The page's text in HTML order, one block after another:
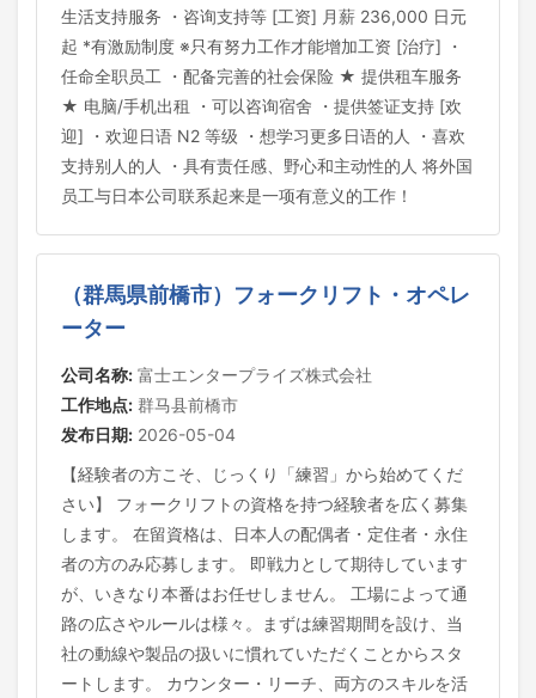
生活支持服务 ・咨询支持等 [工资] 月薪 236,000 日元
起 *有激励制度 ※只有努力工作才能增加工资 [治疗] ・
任命全职员工 ・配备完善的社会保险 ★ 提供租车服务
★ 电脑/手机出租 ・可以咨询宿舍 ・提供签证支持 [欢
迎] ・欢迎日语 N2 等级 ・想学习更多日语的人 ・喜欢
支持别人的人 ・具有责任感、野心和主动性的人 将外国
员工与日本公司联系起来是一项有意义的工作！
（群馬県前橋市）フォークリフト・オペレ
ーター
公司名称: 富士エンタープライズ株式会社
工作地点: 群马县前橋市
发布日期: 2026-05-04
【経験者の方こそ、じっくり「練習」から始めてくだ
さい】 フォークリフトの資格を持つ経験者を広く募集
します。 在留資格は、日本人の配偶者・定住者・永住
者の方のみ応募します。 即戦力として期待しています
が、いきなり本番はお任せしません。 工場によって通
路の広さやルールは様々。まずは練習期間を設け、当
社の動線や製品の扱いに慣れていただくことからスタ
ートします。 カウンター・リーチ、両方のスキルを活